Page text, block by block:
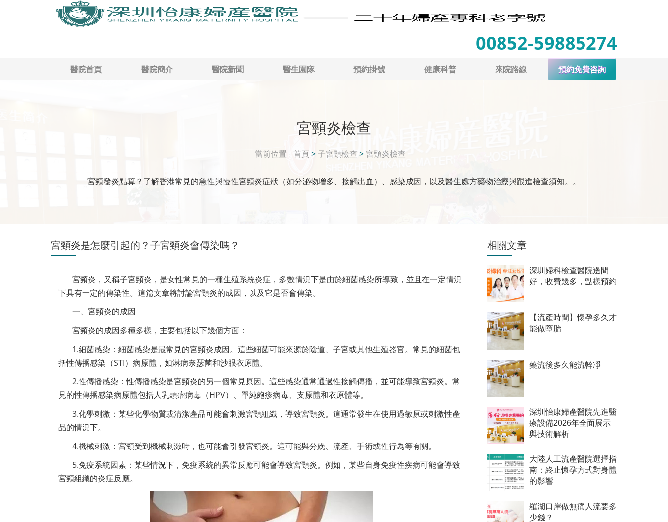
00852-59885274
醫院首頁 醫院簡介 醫院新聞 醫生園隊 預約掛號 健康科普 來院路線 預約免費咨詢
宮頸炎檢查
當前位置 首頁 >子宮頸檢查 >宮頸炎檢查
宮頸發炎點算？了解香港常見的急性與慢性宮頸炎症狀（如分泌物增多、接觸出血）、感染成因，以及醫生處方藥物治療與跟進檢查須知。。
宮頸炎是怎麼引起的？子宮頸炎會傳染嗎？
宮頸炎，又稱子宮頸炎，是女性常見的一種生殖系統炎症，多數情況下是由於細菌感染所導致，並且在一定情況
下具有一定的傳染性。這篇文章將討論宮頸炎的成因，以及它是否會傳染。
一、宮頸炎的成因
宮頸炎的成因多種多樣，主要包括以下幾個方面：
1.細菌感染：細菌感染是最常見的宮頸炎成因。這些細菌可能來源於陰道、子宮或其他生殖器官。常見的細菌包
括性傳播感染（STI）病原體，如淋病奈瑟菌和沙眼衣原體。
2.性傳播感染：性傳播感染是宮頸炎的另一個常見原因。這些感染通常通過性接觸傳播，並可能導致宮頸炎。常
見的性傳播感染病原體包括人乳頭瘤病毒（HPV）、單純皰疹病毒、支原體和衣原體等。
3.化學刺激：某些化學物質或清潔產品可能會刺激宮頸組織，導致宮頸炎。這通常發生在使用過敏原或刺激性產
品的情況下。
4.機械刺激：宮頸受到機械刺激時，也可能會引發宮頸炎。這可能與分娩、流產、手術或性行為等有關。
5.免疫系統因素：某些情況下，免疫系統的異常反應可能會導致宮頸炎。例如，某些自身免疫性疾病可能會導致
宮頸組織的炎症反應。
相關文章
深圳婦科檢查醫院邊間
好，收費幾多，點樣預約
【流產時間】懷孕多久才
能做墮胎
藥流後多久能流幹凈
深圳怡康婦產醫院先進醫
療設備2026年全面展示
與技術解析
大陸人工流產醫院選擇指
南：終止懷孕方式對身體
的影響
羅湖口岸做無痛人流要多
少錢？